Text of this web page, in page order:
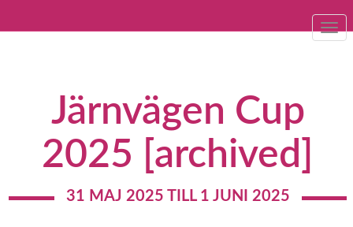
Järnvägen Cup
2025 [archived]
31 MAJ 2025 TILL 1 JUNI 2025